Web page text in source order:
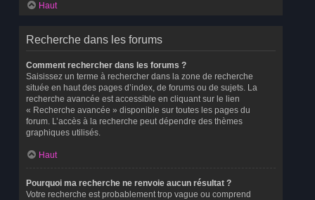
Haut
Recherche dans les forums
Comment rechercher dans les forums ?
Saisissez un terme à rechercher dans la zone de recherche
située en haut des pages d’index, de forums ou de sujets. La
recherche avancée est accessible en cliquant sur le lien
« Recherche avancée » disponible sur toutes les pages du
forum. L’accès à la recherche peut dépendre des thèmes
graphiques utilisés.
Haut
Pourquoi ma recherche ne renvoie aucun résultat ?
Votre recherche est probablement trop vague ou comprend